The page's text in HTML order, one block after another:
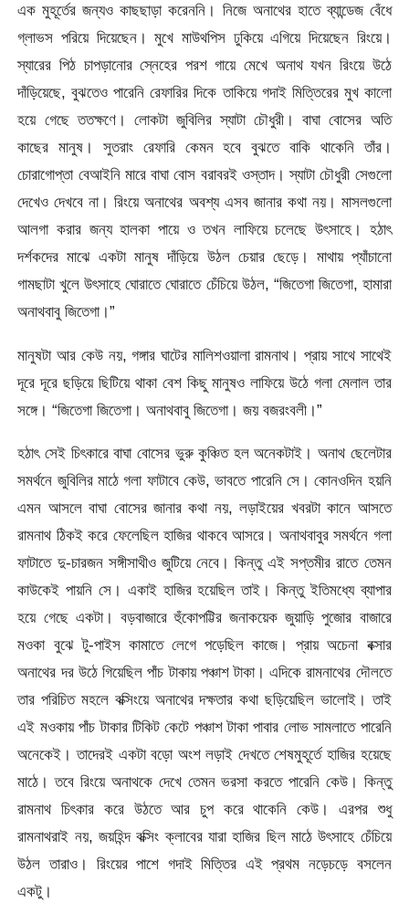
এক মুহূর্তের জন্যও কাছছাড়া করেননি। নিজে অনাথের হাতে ব্যান্ডেজ বেঁধে
গ্লাভস পরিয়ে দিয়েছেন। মুখে মাউথপিস ঢুকিয়ে এগিয়ে দিয়েছেন রিংয়ে।
স্যারের পিঠ চাপড়ানোর স্নেহের পরশ গায়ে মেখে অনাথ যখন রিংয়ে উঠে
দাঁড়িয়েছে, বুঝতেও পারেনি রেফারির দিকে তাকিয়ে গদাই মিত্তিরের মুখ কালো
হয়ে গেছে ততক্ষণে। লোকটা জুবিলির স্যাটা চৌধুরী। বাঘা বোসের অতি
কাছের মানুষ। সুতরাং রেফারি কেমন হবে বুঝতে বাকি থাকেনি তাঁর।
চোরাগোপ্তা বেআইনি মারে বাঘা বোস বরাবরই ওস্তাদ। স্যাটা চৌধুরী সেগুলো
দেখেও দেখবে না। রিংয়ে অনাথের অবশ্য এসব জানার কথা নয়। মাসলগুলো
আলগা করার জন্য হালকা পায়ে ও তখন লাফিয়ে চলেছে উৎসাহে। হঠাৎ
দর্শকদের মাঝে একটা মানুষ দাঁড়িয়ে উঠল চেয়ার ছেড়ে। মাথায় প্যাঁচানো
গামছাটা খুলে উৎসাহে ঘোরাতে ঘোরাতে চেঁচিয়ে উঠল, “জিতেগা জিতেগা, হামারা
অনাথবাবু জিতেগা।”
মানুষটা আর কেউ নয়, গঙ্গার ঘাটের মালিশওয়ালা রামনাথ। প্রায় সাথে সাথেই
দূরে দূরে ছড়িয়ে ছিটিয়ে থাকা বেশ কিছু মানুষও লাফিয়ে উঠে গলা মেলাল তার
সঙ্গে। “জিতেগা জিতেগা। অনাথবাবু জিতেগা। জয় বজরংবলী।”
হঠাৎ সেই চিৎকারে বাঘা বোসের ভুরু কুঞ্চিত হল অনেকটাই। অনাথ ছেলেটার
সমর্থনে জুবিলির মাঠে গলা ফাটাবে কেউ, ভাবতে পারেনি সে। কোনওদিন হয়নি
এমন আসলে বাঘা বোসের জানার কথা নয়, লড়াইয়ের খবরটা কানে আসতে
রামনাথ ঠিকই করে ফেলেছিল হাজির থাকবে আসরে। অনাথবাবুর সমর্থনে গলা
ফাটাতে দু-চারজন সঙ্গীসাথীও জুটিয়ে নেবে। কিন্তু এই সপ্তমীর রাতে তেমন
কাউকেই পায়নি সে। একাই হাজির হয়েছিল তাই। কিন্তু ইতিমধ্যে ব্যাপার
হয়ে গেছে একটা। বড়বাজারে হুঁকোপট্টির জনাকয়েক জুয়াড়ি পুজোর বাজারে
মওকা বুঝে টু-পাইস কামাতে লেগে পড়েছিল কাজে। প্রায় অচেনা বক্সার
অনাথের দর উঠে গিয়েছিল পাঁচ টাকায় পঞ্চাশ টাকা। এদিকে রামনাথের দৌলতে
তার পরিচিত মহলে বক্সিংয়ে অনাথের দক্ষতার কথা ছড়িয়েছিল ভালোই। তাই
এই মওকায় পাঁচ টাকার টিকিট কেটে পঞ্চাশ টাকা পাবার লোভ সামলাতে পারেনি
অনেকেই। তাদেরই একটা বড়ো অংশ লড়াই দেখতে শেষমুহূর্তে হাজির হয়েছে
মাঠে। তবে রিংয়ে অনাথকে দেখে তেমন ভরসা করতে পারেনি কেউ। কিন্তু
রামনাথ চিৎকার করে উঠতে আর চুপ করে থাকেনি কেউ। এরপর শুধু
রামনাথরাই নয়, জয়হিন্দ বক্সিং ক্লাবের যারা হাজির ছিল মাঠে উৎসাহে চেঁচিয়ে
উঠল তারাও। রিংয়ের পাশে গদাই মিত্তির এই প্রথম নড়েচড়ে বসলেন
একটু।